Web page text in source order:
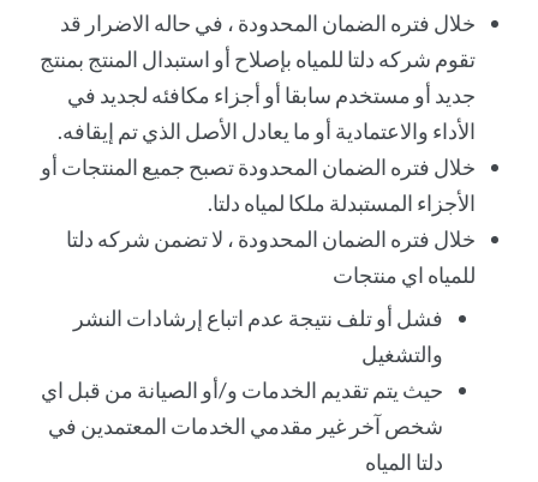
خلال فتره الضمان المحدودة ، في حاله الاضرار قد
تقوم شركه دلتا للمياه بإصلاح أو استبدال المنتج بمنتج
جديد أو مستخدم سابقا أو أجزاء مكافئه لجديد في
الأداء والاعتمادية أو ما يعادل الأصل الذي تم إيقافه.
خلال فتره الضمان المحدودة تصبح جميع المنتجات أو
الأجزاء المستبدلة ملكا لمياه دلتا.
خلال فتره الضمان المحدودة ، لا تضمن شركه دلتا
للمياه اي منتجات
فشل أو تلف نتيجة عدم اتباع إرشادات النشر
والتشغيل
حيث يتم تقديم الخدمات و/أو الصيانة من قبل اي
شخص آخر غير مقدمي الخدمات المعتمدين في
دلتا المياه